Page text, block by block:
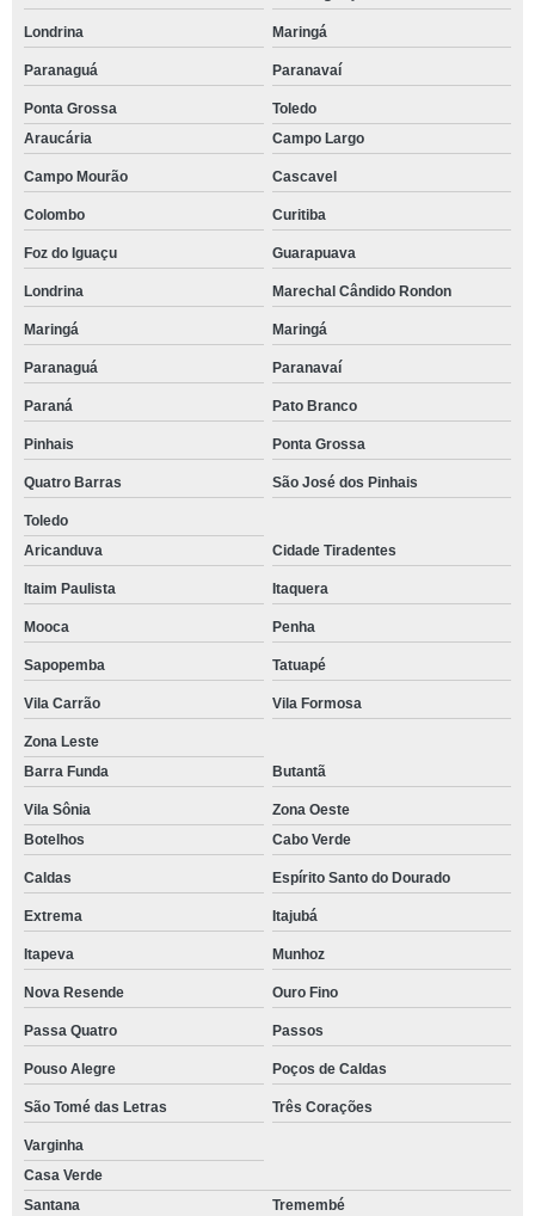
Londrina Maringá
Paranaguá Paranavaí
Ponta Grossa
Toledo
Araucária
Campo Largo
Campo Mourão Cascavel
Colombo Curitiba
Foz do Iguaçu Guarapuava
Londrina Marechal Cândido Rondon
Maringá Maringá
Paranaguá Paranavaí
Paraná Pato Branco
Pinhais Ponta Grossa
Quatro Barras São José dos Pinhais
Toledo
Aricanduva
Cidade Tiradentes
Itaim Paulista Itaquera
Mooca Penha
Sapopemba Tatuapé
Vila Carrão Vila Formosa
Zona Leste
Barra Funda
Butantã
Vila Sônia
Zona Oeste
Botelhos
Cabo Verde
Caldas Espírito Santo do Dourado
Extrema Itajubá
Itapeva Munhoz
Nova Resende Ouro Fino
Passa Quatro Passos
Pouso Alegre Poços de Caldas
São Tomé das Letras Três Corações
Varginha
Casa Verde
Santana
Tremembé